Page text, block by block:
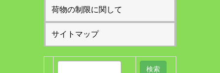
荷物の制限に関して
サイトマップ